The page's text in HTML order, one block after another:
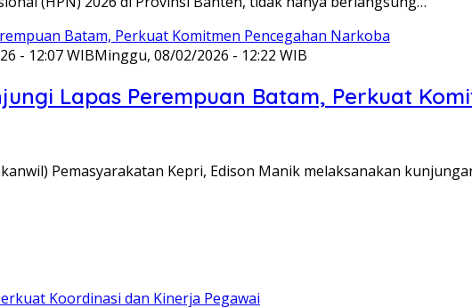
- 12:07 WIBMinggu, 08/02/2026 - 12:22 WIB
Lapas Perempuan Batam, Perkuat
Pemasyarakatan Kepri, Edison Manik melaksanakan